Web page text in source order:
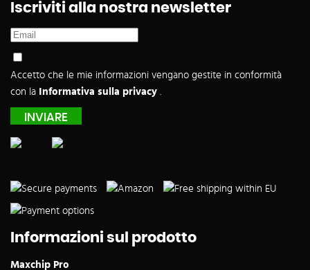
Iscriviti alla nostra newsletter
Accetto che le mie informazioni vengano gestite in conformità
con la
Informativa sulla privacy .
Informazioni sul prodotto
Maxchip Pro